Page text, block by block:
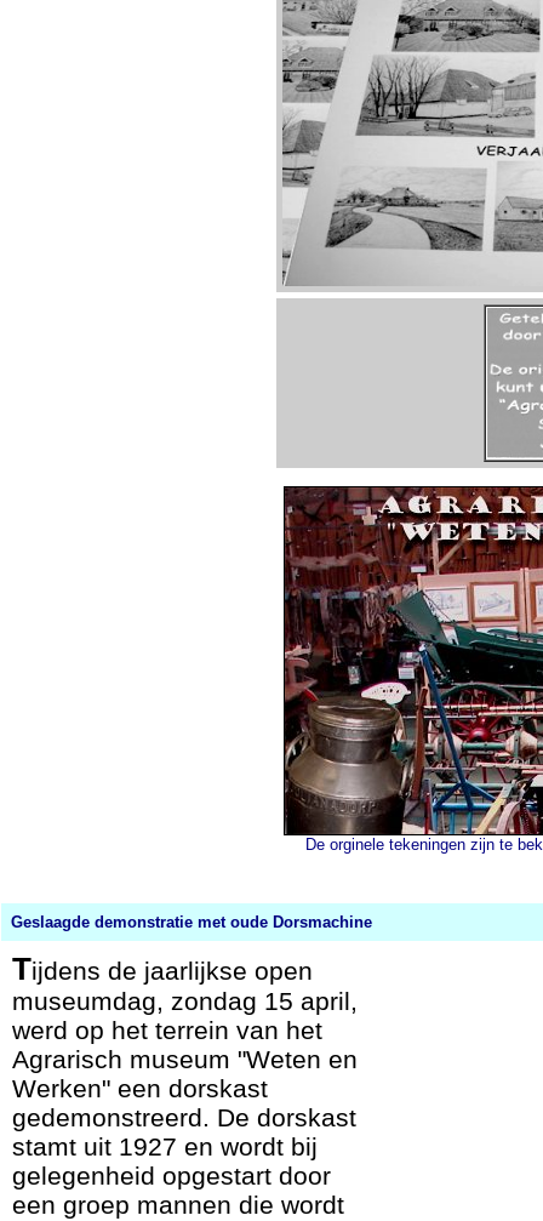
De orginele tekeningen zijn te
Geslaagde demonstratie met oude Dorsmachine
Tijdens de jaarlijkse open
museumdag, zondag 15 april,
werd op het terrein van het
Agrarisch museum "Weten en
Werken" een dorskast
gedemonstreerd. De dorskast
stamt uit 1927 en wordt bij
gelegenheid opgestart door
een groep mannen die wordt